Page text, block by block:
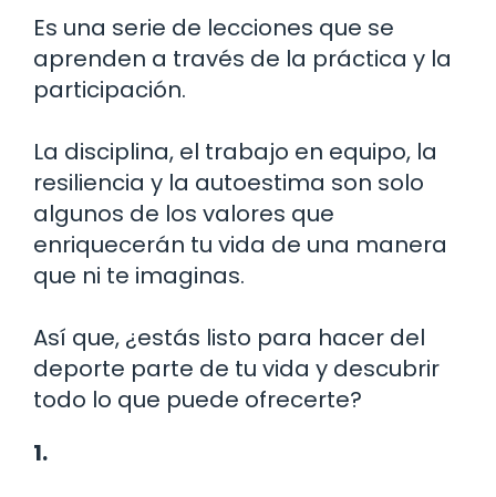
Es una serie de lecciones que se
aprenden a través de la práctica y la
participación.
La disciplina, el trabajo en equipo, la
resiliencia y la autoestima son solo
algunos de los valores que
enriquecerán tu vida de una manera
que ni te imaginas.
Así que, ¿estás listo para hacer del
deporte parte de tu vida y descubrir
todo lo que puede ofrecerte?
1.